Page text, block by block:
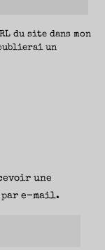
du site dans mon
un
une
e-mail.